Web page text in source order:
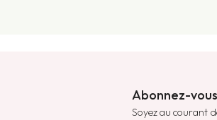
Abonnez-
Soyez au courant